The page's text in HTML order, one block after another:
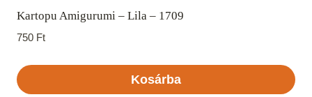
Kartopu Amigurumi – Lila – 1709
750 Ft
Kosárba